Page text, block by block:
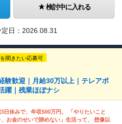
検討中に入れる
日： 2026.08.31
聞きたい応募可
験歓迎｜月給30万以上｜テレアポ
躍｜残業ほぼナシ
3日休みで、年収500万円。 「やりたいこと
、お金のせいで諦めない」生活って、 想像以